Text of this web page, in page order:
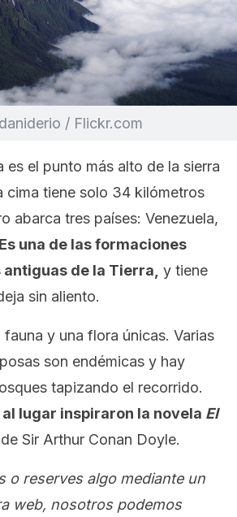
/ Flickr.com
es el punto más alto de la sierra
cima tiene solo 34 kilómetros
abarca tres países: Venezuela,
Es una de las formaciones
de la Tierra, y tiene
sin aliento.
fauna y una flora únicas. Varias
son endémicas y hay
tapizando el recorrido.
lugar inspiraron la novela El
Sir Arthur Conan Doyle.
o reserves algo mediante un
web, nosotros podemos